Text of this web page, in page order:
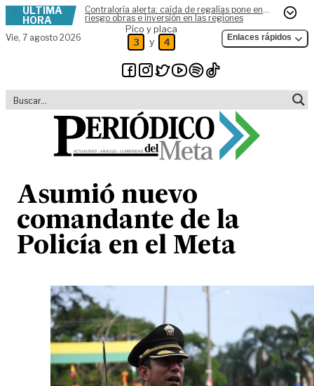
Skip to content
ÚLTIMA
HORA
Contraloría alerta: caída de regalías pone en
riesgo obras e inversión en las regiones
Vie, 7 agosto 2026
Pico y placa
3 y 4 Enlaces rápidos
Asumió nuevo
comandante de la
Policía en el Meta